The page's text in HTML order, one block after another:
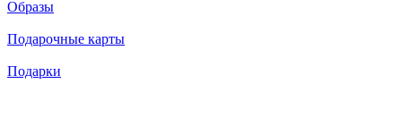
Образы
Подарочные карты
Подарки